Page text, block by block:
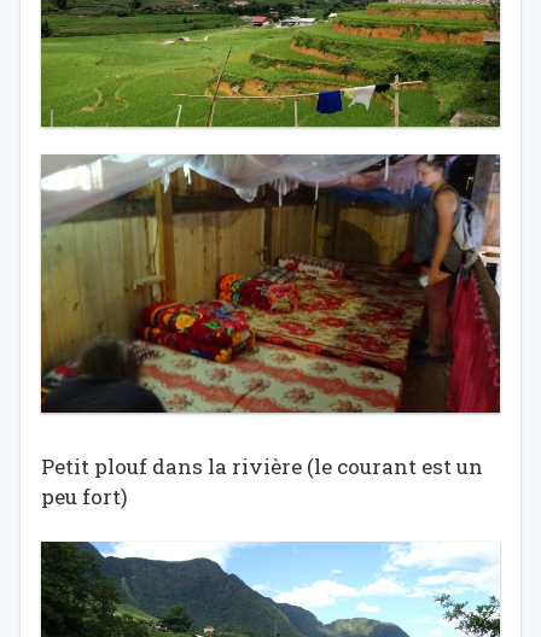
Petit plouf dans la rivière (le courant est un
peu fort)